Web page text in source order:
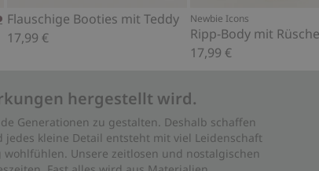
Flauschige Booties mit Teddy
17,99 €
Newbie Icons
Ripp-Body mit
17,99 €
hergestellt wird.
Generationen zu gestalten. Deshalb schaffen
kleine Detail entsteht mit viel Leidenschaft
Unsere zeitlosen und nostalgischen